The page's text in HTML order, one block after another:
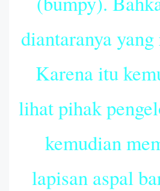
diantaranya
Karena itu
lihat pihak
kemudian
lapisan aspal